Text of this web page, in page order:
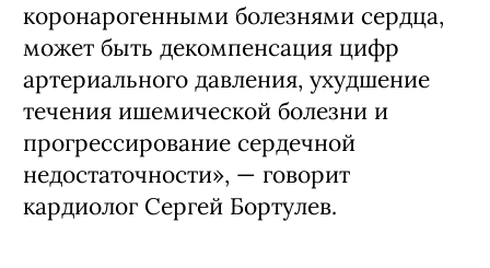
коронарогенными болезнями сердца,
может быть декомпенсация цифр
артериального давления, ухудшение
течения ишемической болезни и
прогрессирование сердечной
недостаточности», — говорит
кардиолог Сергей Бортулев.